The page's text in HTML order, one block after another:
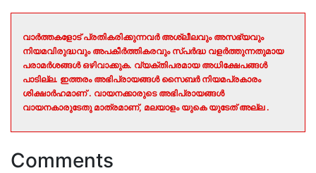
വാർത്തകളോട് പ്രതികരിക്കുന്നവർ അശ്ലീലവും അസഭ്യവും
നിയമവിരുദ്ധവും അപകീർത്തികരവും സ്പർദ്ധ വളർത്തുന്നതുമായ
പരാമർശങ്ങൾ ഒഴിവാക്കുക. വ്യക്തിപരമായ അധിക്ഷേപങ്ങൾ
പാടില്ല. ഇത്തരം അഭിപ്രായങ്ങൾ സൈബർ നിയമപ്രകാരം
ശിക്ഷാർഹമാണ് . വായനക്കാരുടെ അഭിപ്രായങ്ങൾ
വായനകാരുടേതു മാത്രമാണ്, മലയാളം യുകെ യുടേത് അല്ല .
Comments